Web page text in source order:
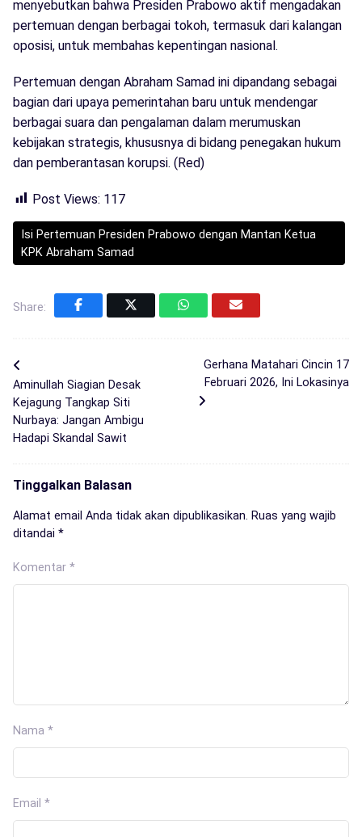
menyebutkan bahwa Presiden Prabowo aktif mengadakan
pertemuan dengan berbagai tokoh, termasuk dari kalangan
oposisi, untuk membahas kepentingan nasional.
Pertemuan dengan Abraham Samad ini dipandang sebagai
bagian dari upaya pemerintahan baru untuk mendengar
berbagai suara dan pengalaman dalam merumuskan
kebijakan strategis, khususnya di bidang penegakan hukum
dan pemberantasan korupsi. (Red)
Post Views: 117
Isi Pertemuan Presiden Prabowo dengan Mantan Ketua
KPK Abraham Samad
Share:
Aminullah Siagian Desak
Kejagung Tangkap Siti
Nurbaya: Jangan Ambigu
Hadapi Skandal Sawit
Gerhana Matahari Cincin 17
Februari 2026, Ini Lokasinya
Tinggalkan Balasan
Alamat email Anda tidak akan dipublikasikan. Ruas yang wajib
ditandai *
Komentar *
Nama *
Email *